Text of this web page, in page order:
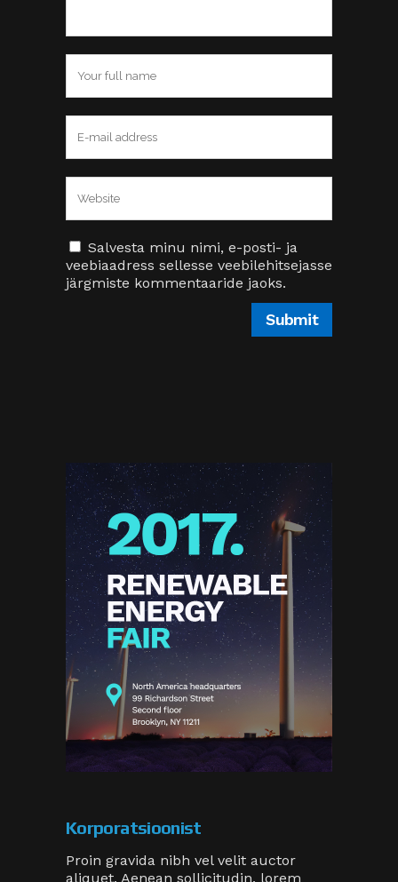
Korporatsioonist
Proin gravida nibh vel velit auctor
aliquet. Aenean sollicitudin, lorem
quis bibendum